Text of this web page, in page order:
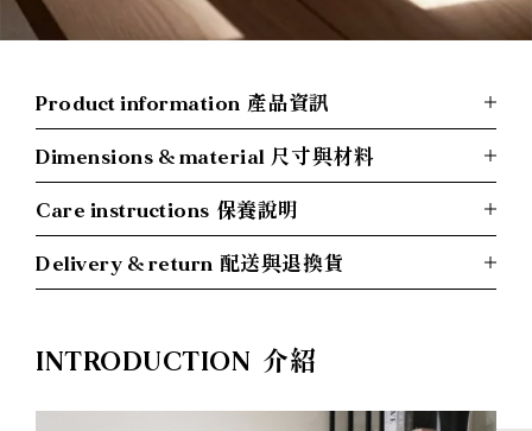
Product information 產品資訊
Dimensions & material 尺寸與材料
Care instructions 保養說明
Delivery & return 配送與退換貨
INTRODUCTION 介紹